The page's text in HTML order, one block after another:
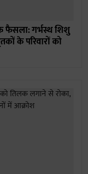
फैसला: गर्भस्थ शिशु
के परिवारों को